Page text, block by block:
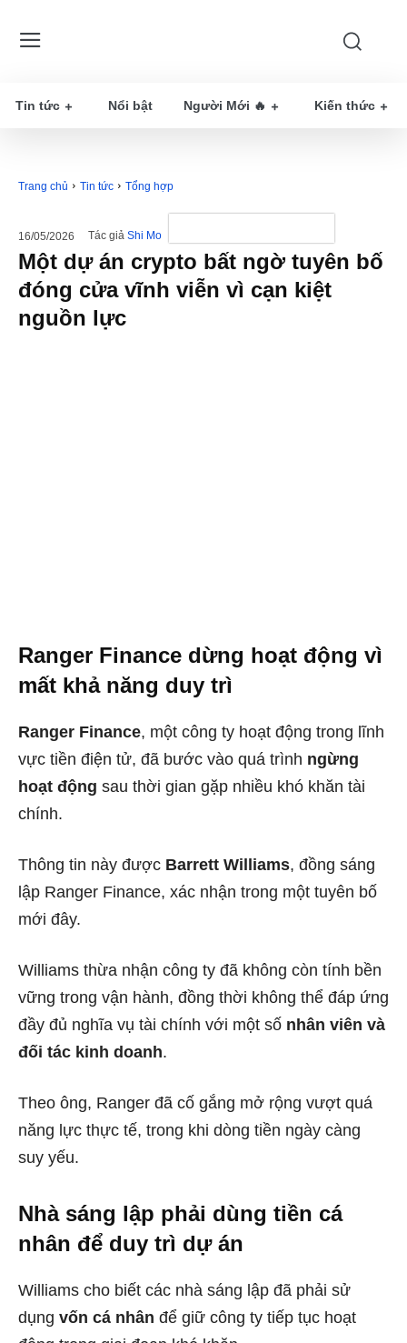
Tin tức Nổi bật Người Mới 🔥 Kiến thức
Trang chủ Tin tức Tổng hợp
16/05/2026 Tác giả Shi Mo
Một dự án crypto bất ngờ tuyên bố
đóng cửa vĩnh viễn vì cạn kiệt
nguồn lực
Ranger Finance dừng hoạt động vì
mất khả năng duy trì
Ranger Finance, một công ty hoạt động trong lĩnh
vực tiền điện tử, đã bước vào quá trình ngừng
hoạt động sau thời gian gặp nhiều khó khăn tài
chính.
Thông tin này được Barrett Williams, đồng sáng
lập Ranger Finance, xác nhận trong một tuyên bố
mới đây.
Williams thừa nhận công ty đã không còn tính bền
vững trong vận hành, đồng thời không thể đáp ứng
đầy đủ nghĩa vụ tài chính với một số nhân viên và
đối tác kinh doanh.
Theo ông, Ranger đã cố gắng mở rộng vượt quá
năng lực thực tế, trong khi dòng tiền ngày càng
suy yếu.
Nhà sáng lập phải dùng tiền cá
nhân để duy trì dự án
Williams cho biết các nhà sáng lập đã phải sử
dụng vốn cá nhân để giữ công ty tiếp tục hoạt